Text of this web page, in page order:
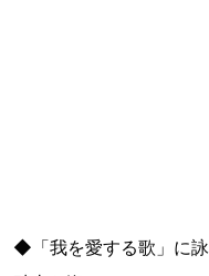
◆「我を愛する歌」に